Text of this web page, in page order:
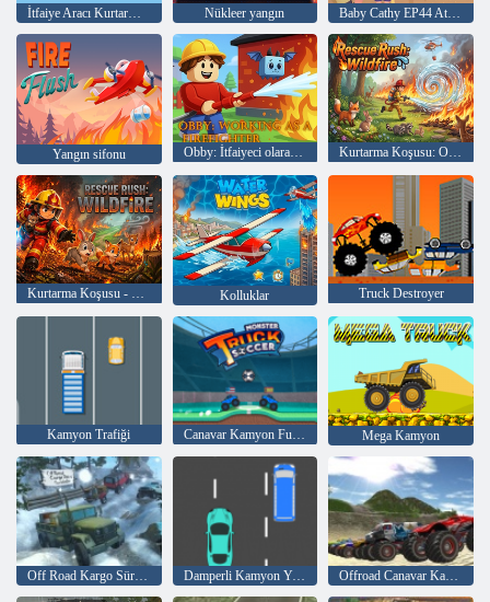
İtfaiye Aracı Kurtarma Sürüşü Nükleer yangın Baby Cathy EP44 Ateş Önleme
Yangın sifonu Obby: İtfaiyeci olarak çalışmak Kurtarma Koşusu: Orman Yangını
Kurtarma Koşusu - Orman Yangını Kolluklar Truck Destroyer
Kamyon Trafiği Canavar Kamyon Futbolu Mega Kamyon
Off Road Kargo Sürüş Simülatörü Damperli Kamyon Yarışı Offroad Canavar Kamyonları